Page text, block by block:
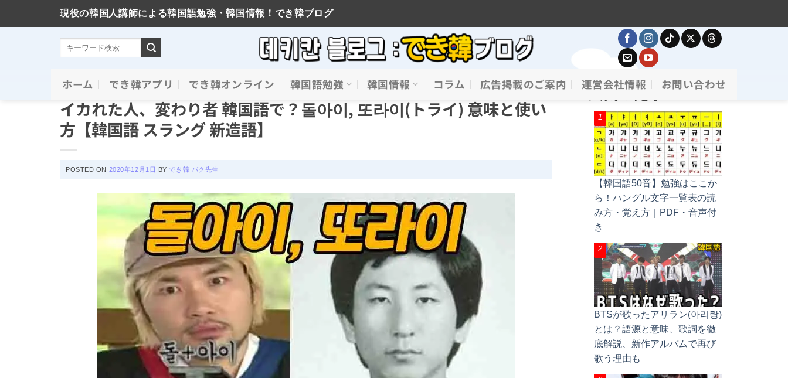
現役の韓国人講師による韓国語勉強・韓国情報！でき韓ブログ
ホーム でき韓アプリ でき韓オンライン 韓国語勉強 韓国情報 コラム 広告掲載のご案内 運営会社情報 お問い合わせ
スラングと新造語
イカれた人、変わり者 韓国語で？돌아이, 또라이(トライ) 意味と使い
方【韓国語 スラング 新造語】
POSTED ON 2020年12月1日 BY でき韓 パク先生
人気の記事
【韓国語50音】勉強はここか
ら！ハングル文字一覧表の読
み方・覚え方｜PDF・音声付
き
BTSが歌ったアリラン(아리랑)
とは？語源と意味、歌詞を徹
底解説、新作アルバムで再び
歌う理由も